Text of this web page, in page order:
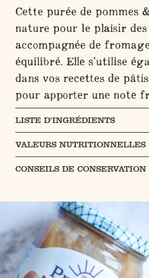
Cette purée de pommes
nature pour le plaisir
accompagnée de
équilibré. Elle s’utilise
dans vos recettes de
pour apporter une note
LISTE D’INGRÉDIENTS
VALEURS NUTRITIONNELLES
CONSEILS DE CONSERVATION